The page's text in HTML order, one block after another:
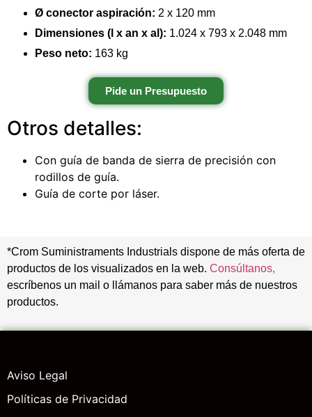
Ø conector aspiración: 2 x 120 mm
Dimensiones (l x an x al): 1.024 x 793 x 2.048 mm
Peso neto: 163 kg
Pide un Presupuesto
Otros detalles:
Con guía de banda de sierra de precisión con
rodillos de guía.
Guía de corte por láser.
*Crom Suministraments Industrials dispone de más oferta de
productos de los visualizados en la web. Consúltanos,
escríbenos un mail o llámanos para saber más de nuestros
productos.
Aviso Legal
Políticas de Privacidad